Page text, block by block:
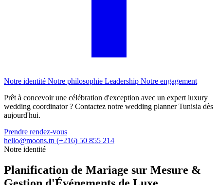
Notre identité Notre philosophie Leadership Notre engagement
Prêt à concevoir une célébration d'exception avec un expert luxury
wedding coordinator ? Contactez notre wedding planner Tunisia dès
aujourd'hui.
Prendre rendez-vous
hello@moons.tn (+216) 50 855 214
Notre identité
Planification de Mariage sur Mesure &